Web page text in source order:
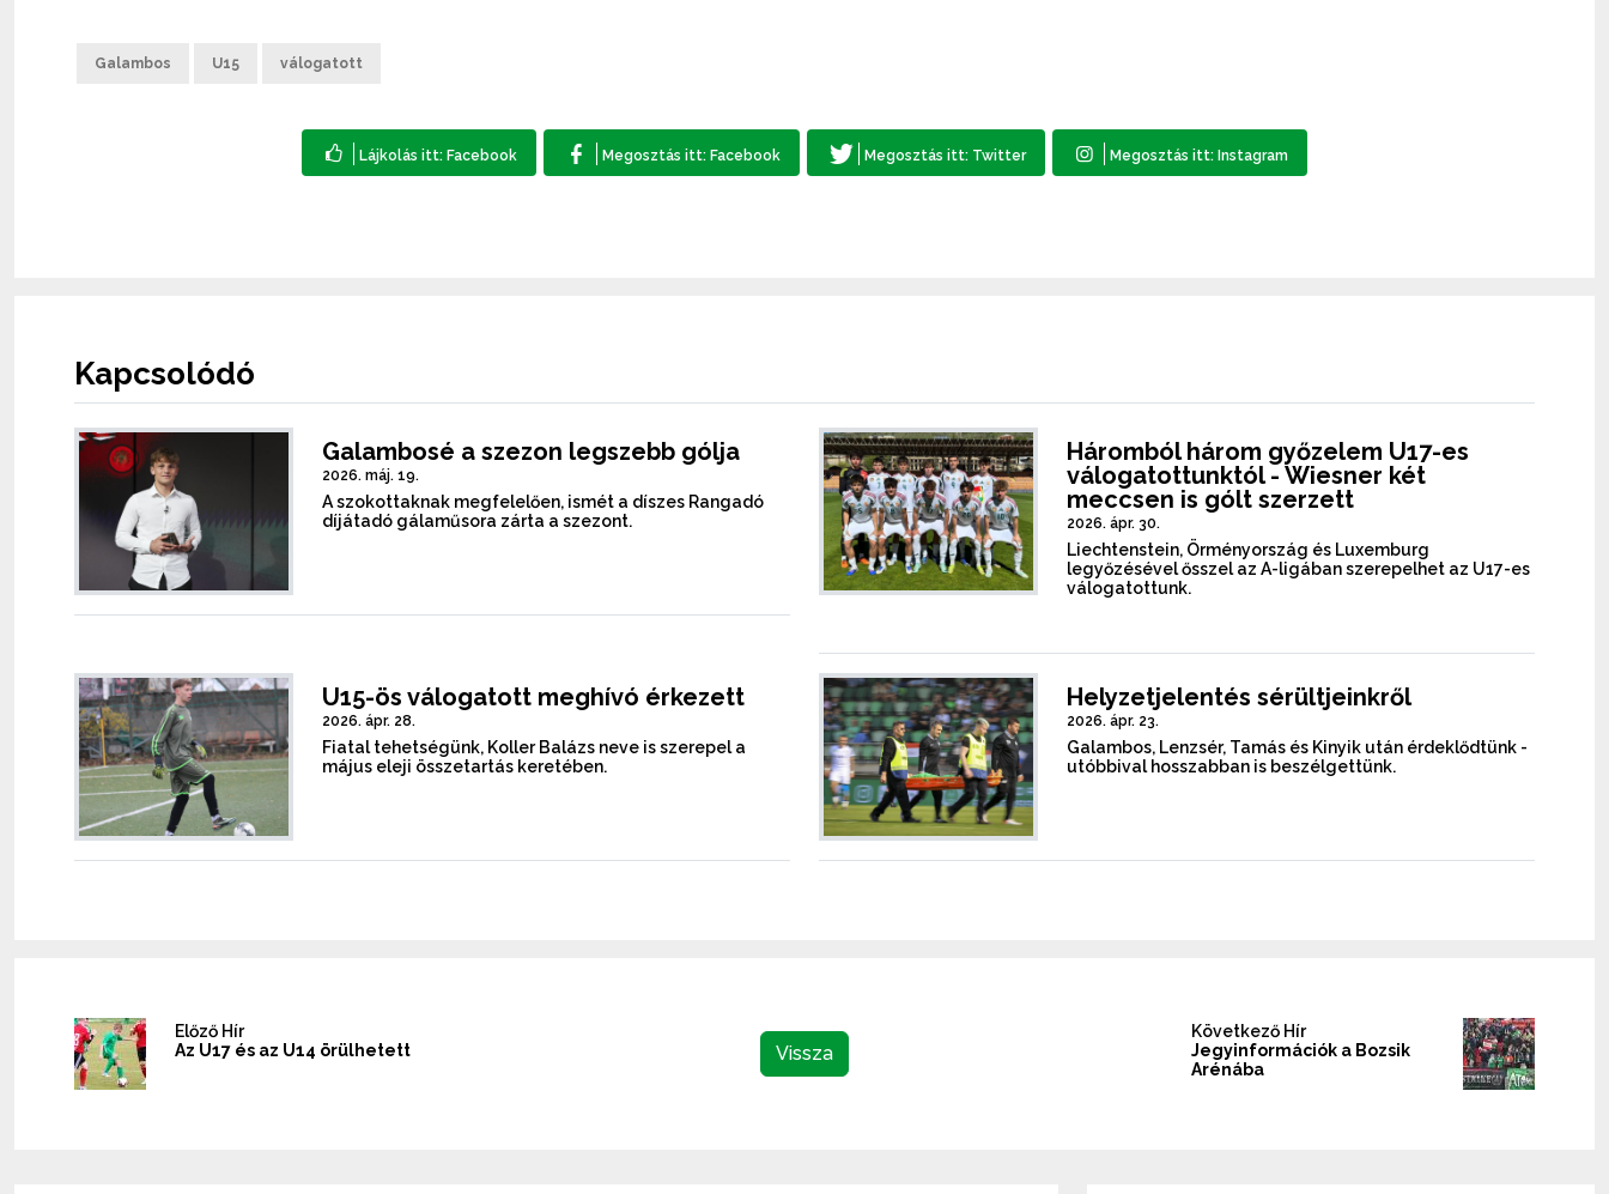
Galambos U15 válogatott
Kapcsolódó
Galambosé a szezon legszebb gólja
2026. máj. 19.
A szokottaknak megfelelően, ismét a díszes Rangadó
díjátadó gálaműsora zárta a szezont.
Háromból három győzelem U17-es
válogatottunktól - Wiesner két
meccsen is gólt szerzett
2026. ápr. 30.
Liechtenstein, Örményország és Luxemburg
legyőzésével ősszel az A-ligában szerepelhet az U17-es
válogatottunk.
U15-ös válogatott meghívó érkezett
2026. ápr. 28.
Fiatal tehetségünk, Koller Balázs neve is szerepel a
május eleji összetartás keretében.
Helyzetjelentés sérültjeinkről
2026. ápr. 23.
Galambos, Lenzsér, Tamás és Kinyik után érdeklődtünk -
utóbbival hosszabban is beszélgettünk.
Előző Hír
Az U17 és az U14 örülhetett
Vissza
Következő Hír
Jegyinformációk a Bozsik
Arénába